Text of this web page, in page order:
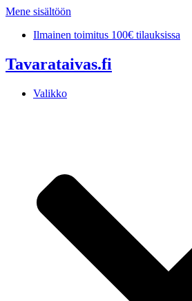
Mene sisältöön
Ilmainen toimitus 100€ tilauksissa
Tavarataivas.fi
Valikko